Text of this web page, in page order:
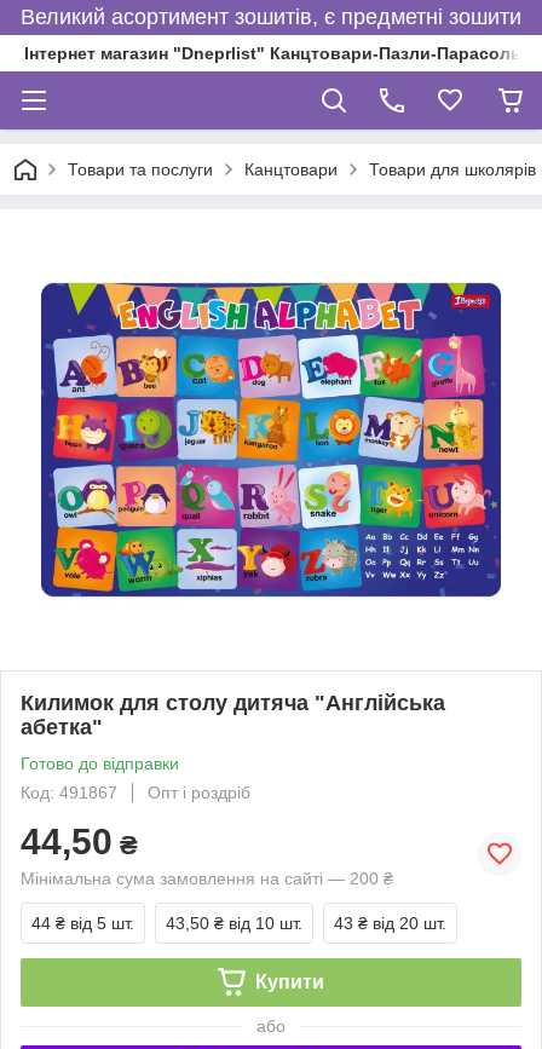
Великий асортимент зошитів, є предметні зошити
Інтернет магазин "Dneprlist" Канцтовари-Пазли-Парасольки
Товари та послуги Канцтовари Товари для школярів
Килимок для столу дитяча "Англійська
абетка"
Готово до відправки
Код: 491867
Опт і роздріб
44,50 ₴
Мінімальна сума замовлення на сайті — 200 ₴
44 ₴ від 5 шт. 43,50 ₴ від 10 шт. 43 ₴ від 20 шт.
Купити
або